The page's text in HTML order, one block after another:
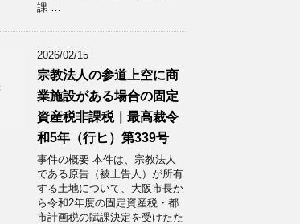
課 …
2026/02/15
宗教法人の参道上空に商
業施設がある場合の固定
資産税非課税｜最高裁令
和5年（行ヒ）第339号
事件の概要 本件は、宗教法人
である原告（被上告人）が所有
する土地について、大阪市長か
ら令和2年度の固定資産税・都
市計画税の賦課決定を受けたた